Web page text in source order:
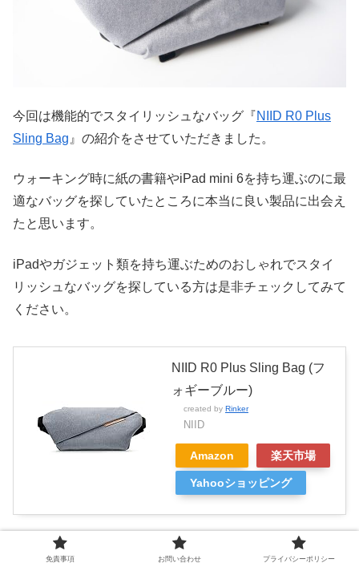
今回は機能的でスタイリッシュなバッグ『NIID R0 Plus
Sling Bag 』の紹介をさせていただきました。
ウォーキング時に紙の書籍やiPad mini 6を持ち運ぶのに最
適なバッグを探していたところに本当に良い製品に出会え
たと思います。
iPadやガジェット類を持ち運ぶためのおしゃれでスタイ
リッシュなバッグを探している方は是非チェックしてみて
ください。
NIID R0 Plus Sling Bag (フ
ォギーブルー)
created by Rinker
NIID
Amazon 楽天市場
Yahooショッピング
それでは
免責事項 お問い合わせ プライバシーポリシー